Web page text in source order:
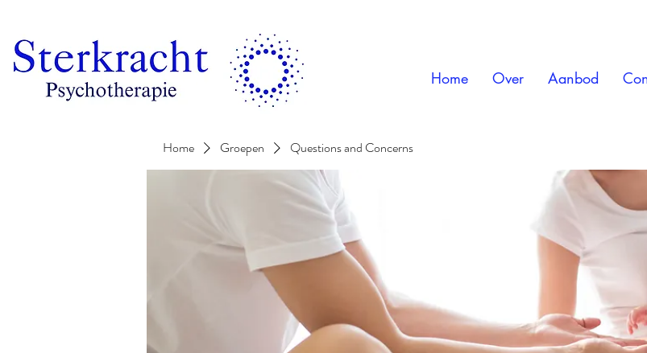
Home Over Aanbod
Home Groepen Questions and Concerns